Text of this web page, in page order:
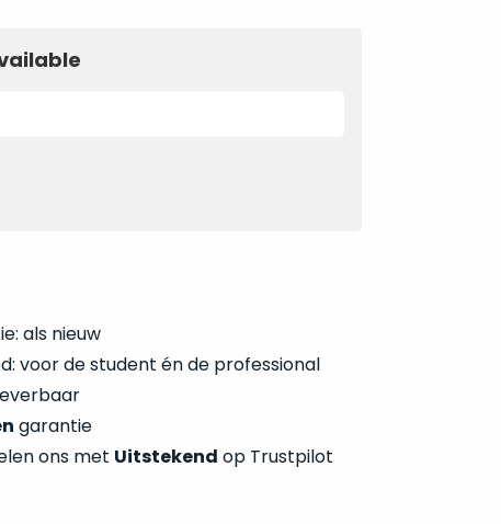
als nieuw
voor de student én de professional
garantie
ons met Uitstekend op Trustpilot